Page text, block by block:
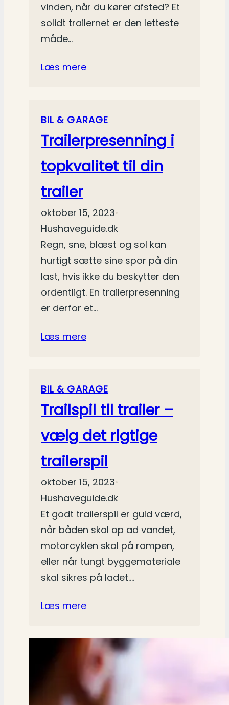
vinden, når du kører afsted? Et
solidt trailernet er den letteste
måde…
Læs mere
BIL & GARAGE
Trailerpresenning i
topkvalitet til din
trailer
oktober 15, 2023•
Hushaveguide.dk
Regn, sne, blæst og sol kan
hurtigt sætte sine spor på din
last, hvis ikke du beskytter den
ordentligt. En trailerpresenning
er derfor et…
Læs mere
BIL & GARAGE
Trailspil til trailer –
vælg det rigtige
trailerspil
oktober 15, 2023•
Hushaveguide.dk
Et godt trailerspil er guld værd,
når båden skal op ad vandet,
motorcyklen skal på rampen,
eller når tungt byggemateriale
skal sikres på ladet.…
Læs mere